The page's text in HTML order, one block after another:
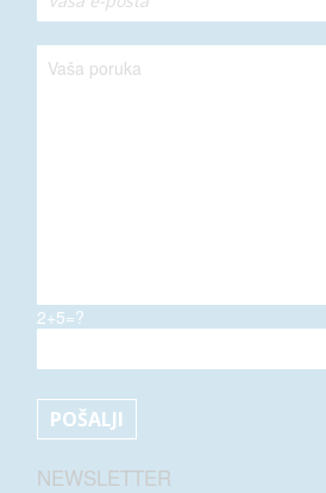
2+5=?
NEWSLETTER